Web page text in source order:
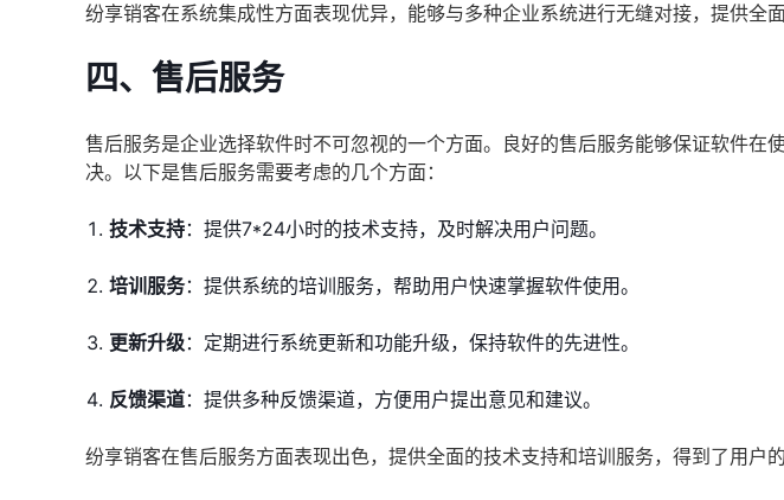
纷享销客在系统集成性方面表现优异，能够与多种企业系统进行无缝对接，提供全面
四、售后服务
售后服务是企业选择软件时不可忽视的一个方面。良好的售后服务能够保证软件在
决。以下是售后服务需要考虑的几个方面：
技术支持：提供7*24小时的技术支持，及时解决用户问题。
培训服务：提供系统的培训服务，帮助用户快速掌握软件使用。
更新升级：定期进行系统更新和功能升级，保持软件的先进性。
反馈渠道：提供多种反馈渠道，方便用户提出意见和建议。
纷享销客在售后服务方面表现出色，提供全面的技术支持和培训服务，得到了用户的